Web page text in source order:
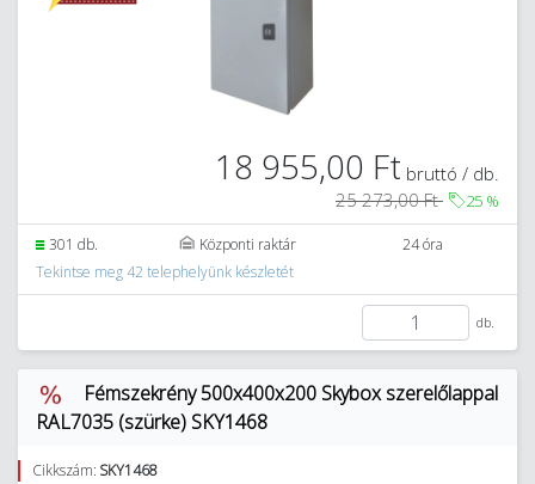
18 955,00 Ft bruttó / db.
25 273,00 Ft
25 %
301 db. Központi raktár
24 óra
Tekintse meg 42 telephelyünk készletét
db.
Fémszekrény 500x400x200 Skybox szerelőlappal
RAL7035 (szürke) SKY1468
Cikkszám: SKY1468